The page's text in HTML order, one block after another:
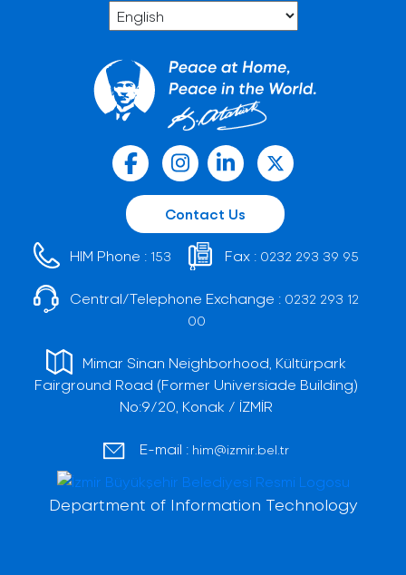
Contact Us
HIM Phone : 153 Fax : 0232 293 39 95
Central/Telephone Exchange : 0232 293 12
00
Mimar Sinan Neighborhood, Kültürpark
Fairground Road (Former Universiade Building)
No:9/20, Konak / İZMİR
E-mail : him@izmir.bel.tr
Department of Information Technology